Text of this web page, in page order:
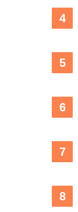
4
5
6
7
8